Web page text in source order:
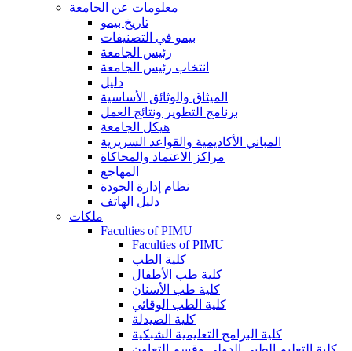
معلومات عن الجامعة
تاريخ بيمو
بيمو في التصنيفات
رئيس الجامعة
انتخاب رئيس الجامعة
دليل
الميثاق والوثائق الأساسية
برنامج التطوير ونتائج العمل
هيكل الجامعة
المباني الأكاديمية والقواعد السريرية
مراكز الاعتماد والمحاكاة
المهاجع
نظام إدارة الجودة
دليل الهاتف
ملكات
Faculties of PIMU
Faculties of PIMU
كلية الطب
كلية طب الأطفال
كلية طب الأسنان
كلية الطب الوقائي
كلية الصيدلة
كلية البرامج التعليمية الشبكية